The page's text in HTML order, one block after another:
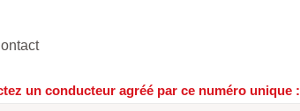
un conducteur agréé par ce numéro unique :